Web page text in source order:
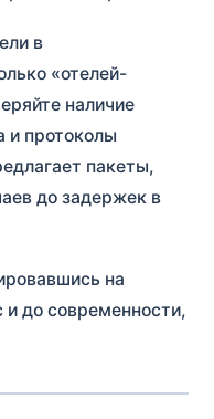
в
«отелей-
наличие
и протоколы
пакеты,
до задержек в
на
до современности,